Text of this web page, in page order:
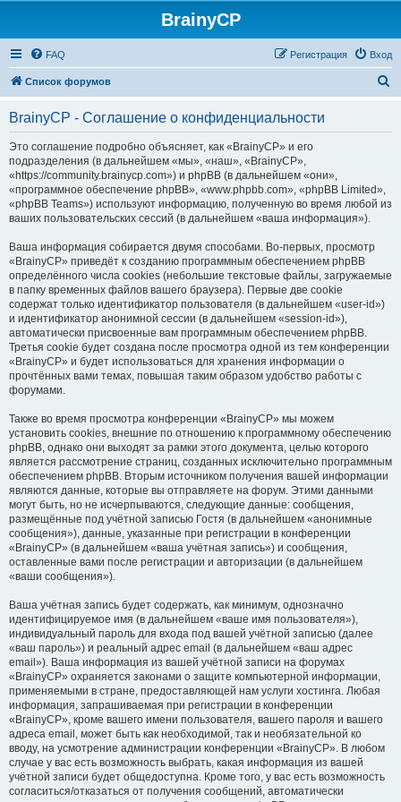
BrainyCP
FAQ Вход
Регистрация
Список форумов
BrainyCP - Соглашение о конфиденциальности
Это соглашение подробно объясняет, как «BrainyCP» и его
подразделения (в дальнейшем «мы», «наш», «BrainyCP»,
«https://community.brainycp.com») и phpBB (в дальнейшем «они»,
«программное обеспечение phpBB», «www.phpbb.com», «phpBB Limited»,
«phpBB Teams») используют информацию, полученную во время любой из
ваших пользовательских сессий (в дальнейшем «ваша информация»).
Ваша информация собирается двумя способами. Во-первых, просмотр
«BrainyCP» приведёт к созданию программным обеспечением phpBB
определённого числа cookies (небольшие текстовые файлы, загружаемые
в папку временных файлов вашего браузера). Первые две cookie
содержат только идентификатор пользователя (в дальнейшем «user-id»)
и идентификатор анонимной сессии (в дальнейшем «session-id»),
автоматически присвоенные вам программным обеспечением phpBB.
Третья cookie будет создана после просмотра одной из тем конференции
«BrainyCP» и будет использоваться для хранения информации о
прочтённых вами темах, повышая таким образом удобство работы с
форумами.
Также во время просмотра конференции «BrainyCP» мы можем
установить cookies, внешние по отношению к программному обеспечению
phpBB, однако они выходят за рамки этого документа, целью которого
является рассмотрение страниц, созданных исключительно программным
обеспечением phpBB. Вторым источником получения вашей информации
являются данные, которые вы отправляете на форум. Этими данными
могут быть, но не исчерпываются, следующие данные: сообщения,
размещённые под учётной записью Гостя (в дальнейшем «анонимные
сообщения»), данные, указанные при регистрации в конференции
«BrainyCP» (в дальнейшем «ваша учётная запись») и сообщения,
оставленные вами после регистрации и авторизации (в дальнейшем
«ваши сообщения»).
Ваша учётная запись будет содержать, как минимум, однозначно
идентифицируемое имя (в дальнейшем «ваше имя пользователя»),
индивидуальный пароль для входа под вашей учётной записью (далее
«ваш пароль») и реальный адрес email (в дальнейшем «ваш адрес
email»). Ваша информация из вашей учётной записи на форумах
«BrainyCP» охраняется законами о защите компьютерной информации,
применяемыми в стране, предоставляющей нам услуги хостинга. Любая
информация, запрашиваемая при регистрации в конференции
«BrainyCP», кроме вашего имени пользователя, вашего пароля и вашего
адреса email, может быть как необходимой, так и необязательной ко
вводу, на усмотрение администрации конференции «BrainyCP». В любом
случае у вас есть возможность выбрать, какая информация из вашей
учётной записи будет общедоступна. Кроме того, у вас есть возможность
согласиться/отказаться от получения сообщений, автоматически